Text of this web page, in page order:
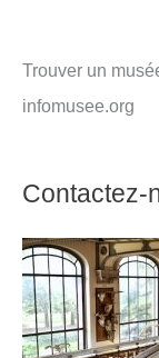
Trouver un
infomusee.org
Contactez-